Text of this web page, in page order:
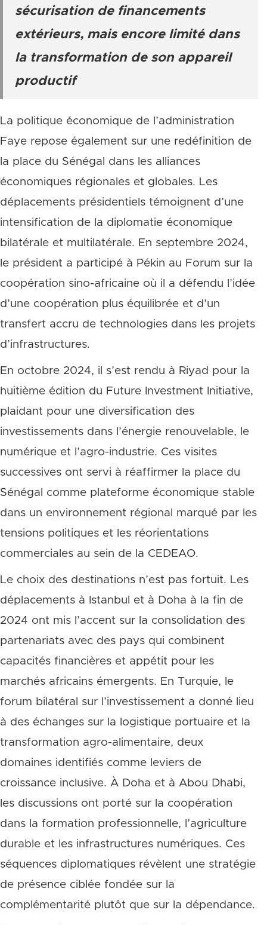
sécurisation de financements
extérieurs, mais encore limité dans
la transformation de son appareil
productif
La politique économique de l’administration
Faye repose également sur une redéfinition de
la place du Sénégal dans les alliances
économiques régionales et globales. Les
déplacements présidentiels témoignent d’une
intensification de la diplomatie économique
bilatérale et multilatérale. En septembre 2024,
le président a participé à Pékin au Forum sur la
coopération sino-africaine où il a défendu l’idée
d’une coopération plus équilibrée et d’un
transfert accru de technologies dans les projets
d’infrastructures.
En octobre 2024, il s’est rendu à Riyad pour la
huitième édition du Future Investment Initiative,
plaidant pour une diversification des
investissements dans l’énergie renouvelable, le
numérique et l’agro-industrie. Ces visites
successives ont servi à réaffirmer la place du
Sénégal comme plateforme économique stable
dans un environnement régional marqué par les
tensions politiques et les réorientations
commerciales au sein de la CEDEAO.
Le choix des destinations n’est pas fortuit. Les
déplacements à Istanbul et à Doha à la fin de
2024 ont mis l’accent sur la consolidation des
partenariats avec des pays qui combinent
capacités financières et appétit pour les
marchés africains émergents. En Turquie, le
forum bilatéral sur l’investissement a donné lieu
à des échanges sur la logistique portuaire et la
transformation agro-alimentaire, deux
domaines identifiés comme leviers de
croissance inclusive. À Doha et à Abou Dhabi,
les discussions ont porté sur la coopération
dans la formation professionnelle, l’agriculture
durable et les infrastructures numériques. Ces
séquences diplomatiques révèlent une stratégie
de présence ciblée fondée sur la
complémentarité plutôt que sur la dépendance.